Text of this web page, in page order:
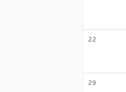
22
29